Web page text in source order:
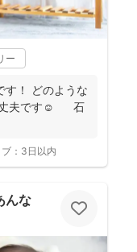
ー
す！ どのような
夫です☺️ 石
： 3日以内
んな